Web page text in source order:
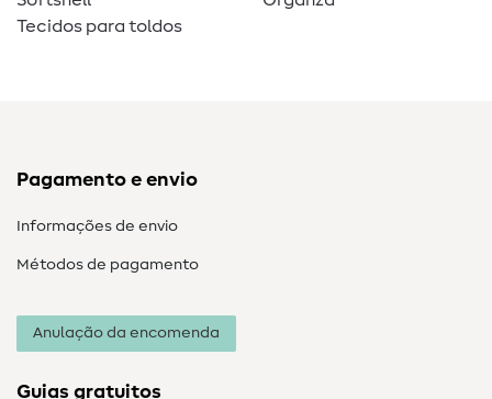
Tecidos para toldos
Pagamento e envio
Informações de envio
Métodos de pagamento
Anulação da encomenda
Guias gratuitos